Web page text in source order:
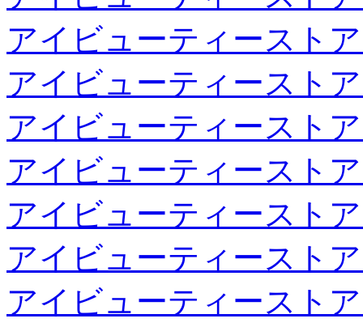
アイビューティースト
アイビューティースト
アイビューティースト
アイビューティースト
アイビューティースト
アイビューティースト
アイビューティースト